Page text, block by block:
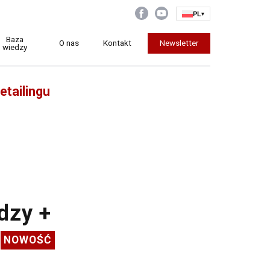
PL▾
Baza
wiedzy
O nas Kontakt Newsletter
+
NOWOŚĆ